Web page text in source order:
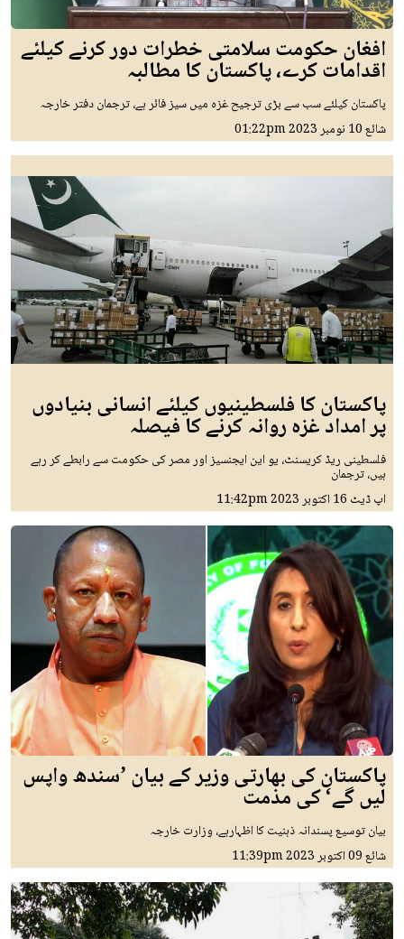
افغان حکومت سلامتی خطرات دور کرنے کیلئے
اقدامات کرے، پاکستان کا مطالبہ
پاکستان کیلئے سب سے بڑی ترجیح غزہ میں سیز فائر ہے، ترجمان دفتر خارجہ
شائع10 نومبر 2023 01:22pm
پاکستان کا فلسطینیوں کیلئے انسانی بنیادوں
پر امداد غزہ روانہ کرنے کا فیصلہ
فلسطینی ریڈ کریسنٹ، یو این ایجنسیز اور مصر کی حکومت سے رابطے کر رہے
ہیں، ترجمان
اپ ڈیٹ 16 اکتوبر 2023 11:42pm
پاکستان کی بھارتی وزیر کے بیان ’سندھ واپس
لیں گے‘ کی مذمت
بیان توسیع پسندانہ ذہنیت کا اظہارہے، وزارت خارجہ
شائع09 اکتوبر 2023 11:39pm